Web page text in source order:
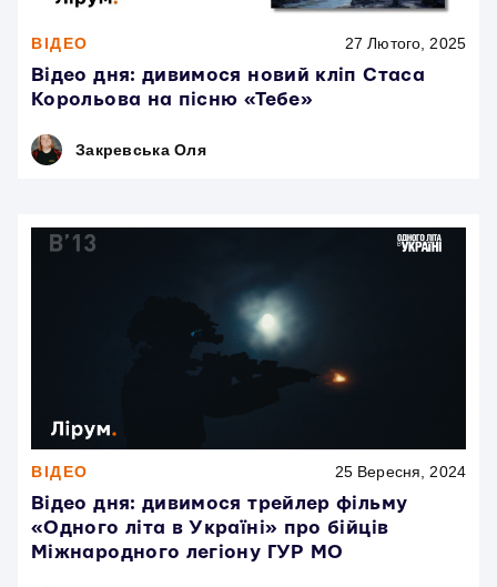
ВІДЕО 27 Лютого, 2025
Відео дня: дивимося новий кліп Стаса
Корольова на пісню «Тебе»
Закревська Оля
ВІДЕО 25 Вересня, 2024
Відео дня: дивимося трейлер фільму
«Одного літа в Україні» про бійців
Міжнародного легіону ГУР МО